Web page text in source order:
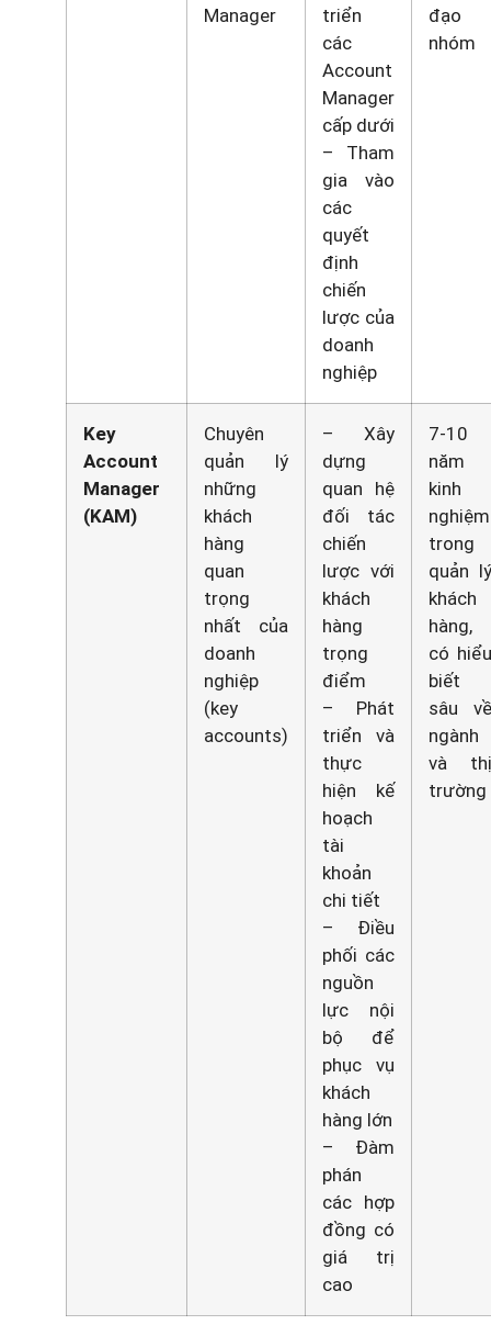
Manager
triển
các
Account
Manager
cấp dưới
– Tham
gia vào
các
quyết
định
chiến
lược của
doanh
nghiệp
đạo
nhóm
Key
Account
Manager
(KAM)
Chuyên
quản lý
những
khách
hàng
quan
trọng
nhất của
doanh
nghiệp
(key
accounts)
– Xây
dựng
quan hệ
đối tác
chiến
lược với
khách
hàng
trọng
điểm
– Phát
triển và
thực
hiện kế
hoạch
tài
khoản
chi tiết
– Điều
phối các
nguồn
lực nội
bộ để
phục vụ
khách
hàng lớn
– Đàm
phán
các hợp
đồng có
giá trị
cao
7-10
năm
kinh
nghiệm
trong
quản lý
khách
hàng,
có hiểu
biết
sâu về
ngành
và thị
trường